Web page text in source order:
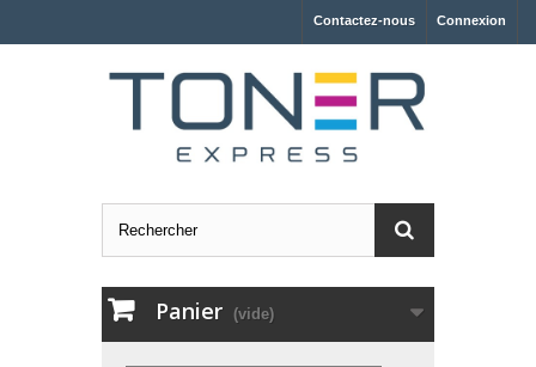
Connexion
Contactez-nous
Panier (vide)